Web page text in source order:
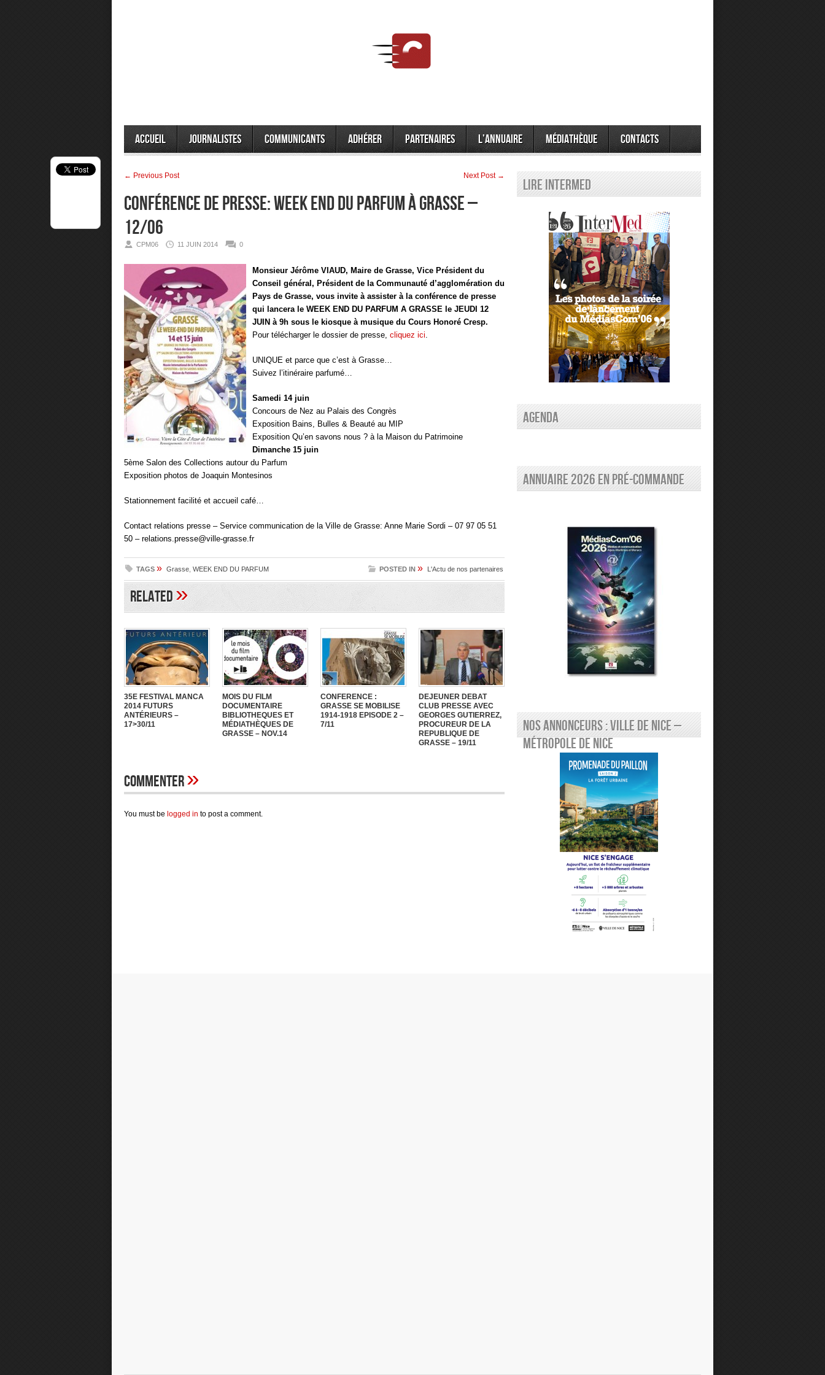
Accueil Journalistes Communicants Adhérer Partenaires L’annuaire Médiathèque Contacts
← Previous Post Next Post →
CONFÉRENCE DE PRESSE: WEEK END DU PARFUM à GRASSE –
12/06
CPM06 11 JUIN 2014 0
Monsieur Jérôme VIAUD, Maire de Grasse, Vice Président du
Conseil général, Président de la Communauté d’agglomération du
Pays de Grasse, vous invite à assister à la conférence de presse
qui lancera le WEEK END DU PARFUM A GRASSE le JEUDI 12
JUIN à 9h sous le kiosque à musique du Cours Honoré Cresp.
Pour télécharger le dossier de presse, c liquez ici.
UNIQUE et parce que c’est à Grasse…
Suivez l’itinéraire parfumé…
Samedi 14 juin
Concours de Nez au Palais des Congrès
Exposition Bains, Bulles & Beauté au MIP
Exposition Qu’en savons nous ? à la Maison du Patrimoine
Dimanche 15 juin
5ème Salon des Collections autour du Parfum
Exposition photos de Joaquin Montesinos
Stationnement facilité et accueil café…
Contact relations presse – Service communication de la Ville de Grasse: Anne Marie Sordi – 07 97 05 51
50 – relations.presse@ville-grasse.fr
TAGS » Grasse WEEK END DU PARFUM POSTED IN » L'Actu de nos partenaires
Related»
35E FESTIVAL MANCA
2014 FUTURS
ANTÉRIEURS –
17>30/11
MOIS DU FILM
DOCUMENTAIRE
BIBLIOTHEQUES ET
MÉDIATHÈQUES DE
GRASSE – NOV.14
CONFERENCE :
GRASSE SE MOBILISE
1914-1918 EPISODE 2 –
7/11
DEJEUNER DEBAT
CLUB PRESSE AVEC
GEORGES GUTIERREZ,
PROCUREUR DE LA
REPUBLIQUE DE
GRASSE – 19/11
Commenter»
You must be logged in to post a comment.
Lire Intermed
AGENDA
Annuaire 2026 en pré-commande
Nos annonceurs : Ville de Nice –
Métropole de Nice